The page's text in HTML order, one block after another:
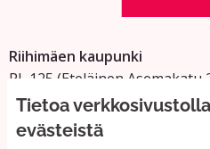
Tietoa
evästeistä
Riihimäen kaupunki
PL 125 (Eteläinen Asemakatu
11101 Riihimäki
Vaihde: 019 758 4000